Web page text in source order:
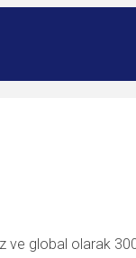
ve global olarak